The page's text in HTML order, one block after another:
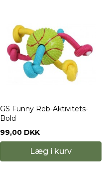
GS Funny Reb-Aktivitets-
Bold
99,00 DKK
Læg i kurv